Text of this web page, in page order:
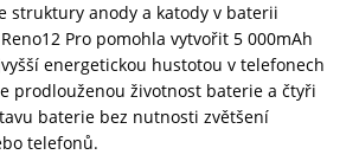
struktury anody a katody v baterii
Pro pomohla vytvořit 5 000mAh
energetickou hustotou v telefonech
prodlouženou životnost baterie a čtyři
baterie bez nutnosti zvětšení
telefonů.